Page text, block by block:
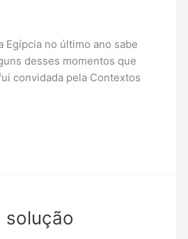
Egípcia no último ano sabe
desses momentos que
convidada pela Contextos
solução